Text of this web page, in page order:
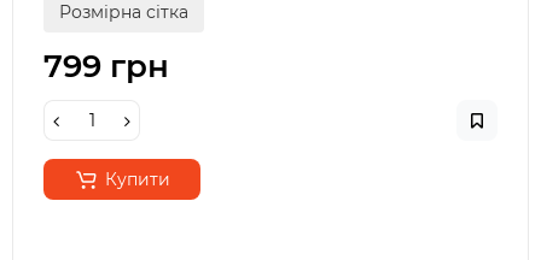
Розмірна сітка
799 грн
Купити